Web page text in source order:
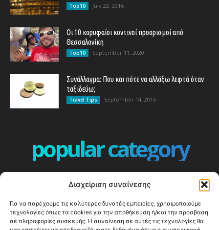
Διαχείριση συναίνεσης
Για να παρέχουμε τις καλύτερες δυνατές εμπειρίες, χρησιμοποιούμε
τεχνολογίες όπως τα cookies για την αποθήκευση ή/και την πρόσβαση
σε πληροφορίες συσκευής. Η συναίνεση σε αυτές τις τεχνολογίες θα
Top10 July 22, 2016
Οι 10 κορυφαίοι κοντινοί προορισμοί από
Θεσσαλονίκη
Top10 September 11, 2020
Συνάλλαγμα: Που και πότε να αλλάξω λεφτά όταν
ταξιδεύω;
Travel Tips September 14, 2016
popular category
360
ΕΥΡΩΠΗ
332
ΚΟΣΜΟΣ - WORLD
328